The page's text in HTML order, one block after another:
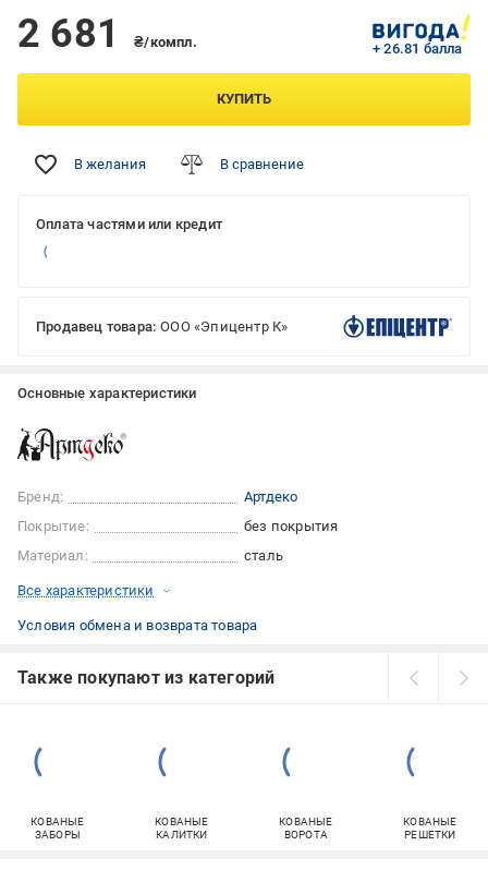
2 681 ₴/компл. + 26.81 балла
КУПИТЬ
В желания В сравнение
Оплата частями или кредит
Продавец товара: ООО «Эпицентр К»
Основные характеристики
Бренд:
Артдеко
Покрытие:
без покрытия
Материал:
сталь
Все характеристики
Условия обмена и возврата товара
Также покупают из категорий
КОВАНЫЕ
ЗАБОРЫ
КОВАНЫЕ
КАЛИТКИ
КОВАНЫЕ
ВОРОТА
КОВАНЫЕ
РЕШЕТКИ